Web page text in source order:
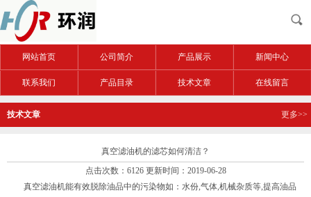
网站首页 公司简介 产品展示 新闻中心
联系我们 产品目录 技术文章 在线留言
技术文章 更多>>
真空滤油机的滤芯如何清洁？
点击次数：6126 更新时间：2019-06-28
真空滤油机能有效脱除油品中的污染物如：水份,气体,机械杂质等,提高油品